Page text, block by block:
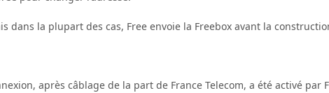
dans la plupart des cas, Free envoie la Freebox avant la
après câblage de la part de France Telecom, a été activé par